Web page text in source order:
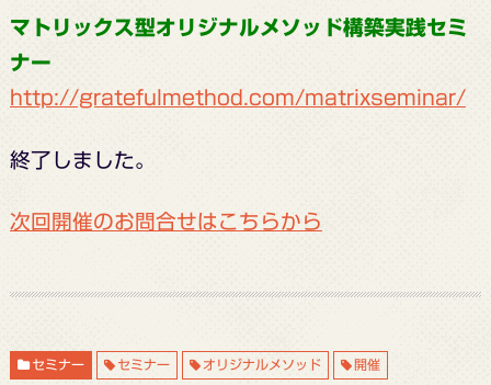
マトリックス型オリジナルメソッド構築実践セミ
ナー
http://gratefulmethod.com/matrixseminar/
終了しました。
次回開催のお問合せはこちらから
セミナー セミナー オリジナルメソッド 開催